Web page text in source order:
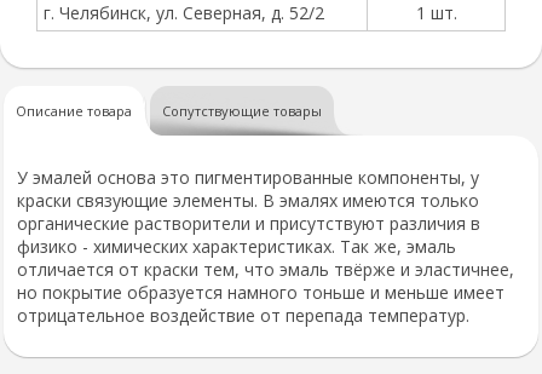
г. Челябинск, ул. Северная, д. 52/2
1 шт.
Описание товара Сопутствующие товары
У эмалей основа это пигментированные компоненты, у
краски связующие элементы. В эмалях имеются только
органические растворители и присутствуют различия в
физико - химических характеристиках. Так же, эмаль
отличается от краски тем, что эмаль твёрже и эластичнее,
но покрытие образуется намного тоньше и меньше имеет
отрицательное воздействие от перепада температур.